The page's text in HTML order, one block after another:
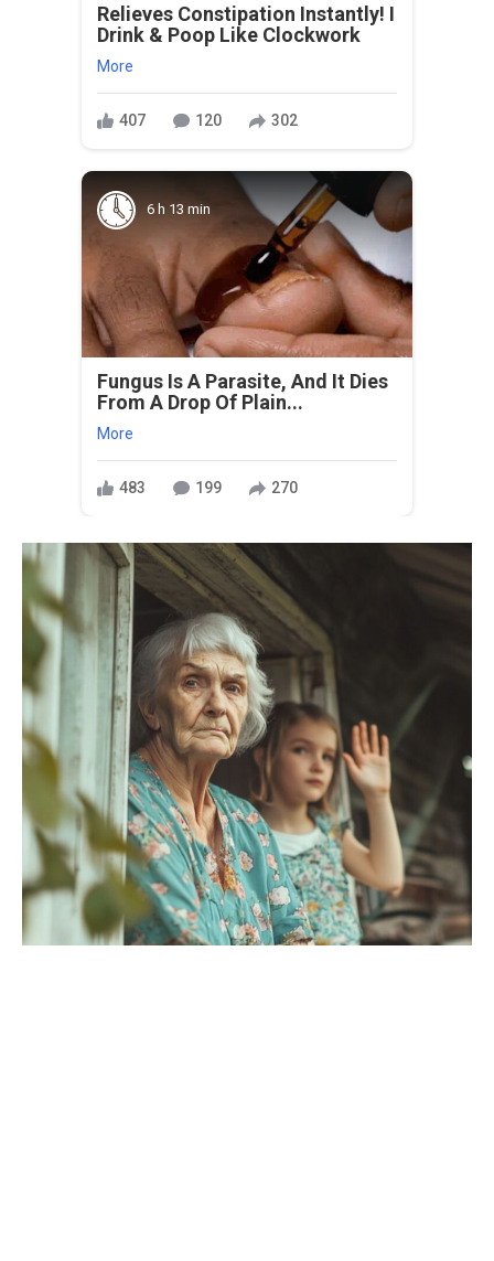
Relieves Constipation Instantly! I
Drink & Poop Like Clockwork
More
407 120 302
6 h 13 min
Fungus Is A Parasite, And It Dies
From A Drop Of Plain...
More
483 199 270